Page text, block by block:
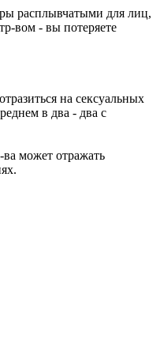
расплывчатыми для лиц,
вом - вы потеряете
на сексуальных
в два - два с
может отражать